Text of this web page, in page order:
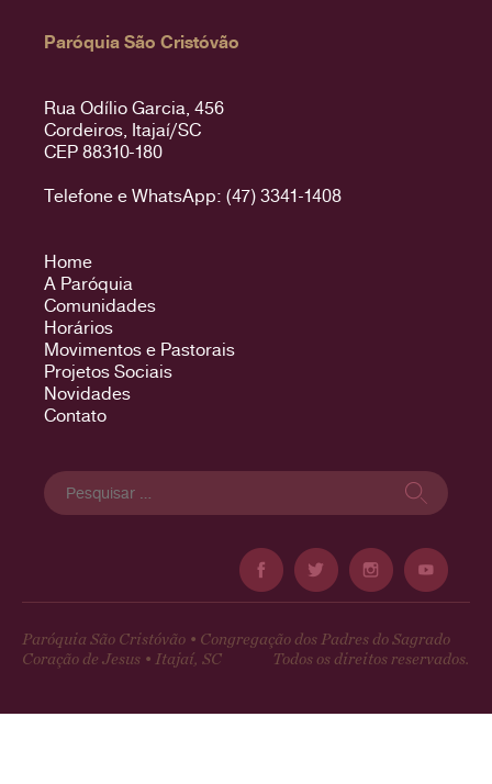
Paróquia São Cristóvão
Rua Odílio Garcia, 456
Cordeiros, Itajaí/SC
CEP 88310-180
Telefone e WhatsApp: (47) 3341-1408
Home
A Paróquia
Comunidades
Horários
Movimentos e Pastorais
Projetos Sociais
Novidades
Contato
Pesquisar
por:
Paróquia São Cristóvão • Congregação dos Padres do Sagrado
Coração de Jesus • Itajaí, SC
Todos os direitos reservados.